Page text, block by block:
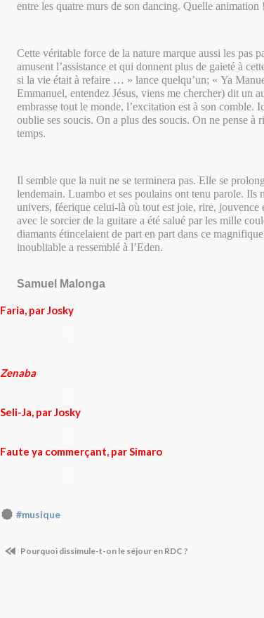
entre les quatre murs de son dancing. Quelle animation !
Cette véritable force de la nature marque aussi les pas
amusent l’assistance et qui donnent plus de gaieté à
si la vie était à refaire … » lance quelqu’un; « Ya
Emmanuel, entendez Jésus, viens me chercher) dit un
embrasse tout le monde, l’excitation est à son comble.
oublie ses soucis. On a plus des soucis. On ne pense à
temps.
Il semble que la nuit ne se terminera pas. Elle se
lendemain. Luambo et ses poulains ont tenu parole. Ils
univers, féerique celui-là où tout est joie, rire, jouvence
avec le sorcier de la guitare a été salué par les mille
diamants étincelaient de part en part dans ce
inoubliable a ressemblé à l’Eden.
Samuel Malonga
Faria, par Josky
Zenaba
Seli-Ja, par Josky
Faute ya commerçant, par Simaro
#musique
Pourquoi dissimule-t-on le séjour en RDC ?